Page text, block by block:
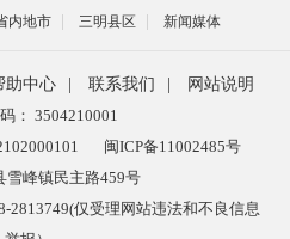
内地市 三明县区 新闻媒体
助中心 联系我们
网站说明
： 3504210001
闽ICP备11002485号
雪峰镇民主路459号
2813749(仅受理网站违法和不良信息